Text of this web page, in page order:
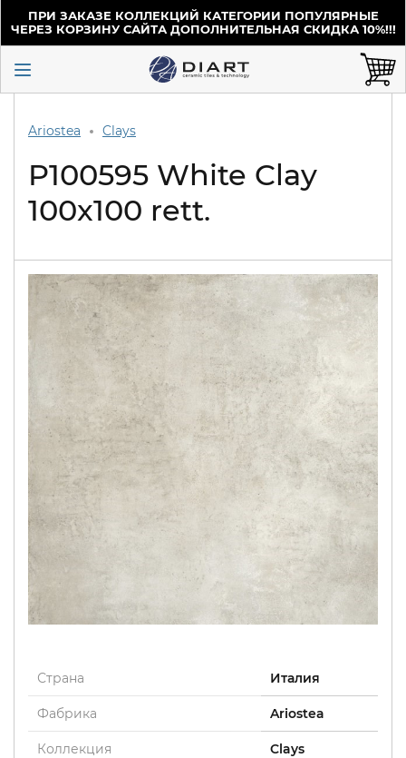
ПРИ ЗАКАЗЕ КОЛЛЕКЦИЙ КАТЕГОРИИ ПОПУЛЯРНЫЕ
ЧЕРЕЗ КОРЗИНУ САЙТА ДОПОЛНИТЕЛЬНАЯ СКИДКА 10%!!!
Ariostea Clays
P100595 White Clay
100x100 rett.
Страна Италия
Фабрика Ariostea
Коллекция Clays